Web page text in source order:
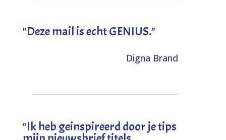
"Deze mail is echt GENIUS."
Digna Brand
"Ik heb geinspireerd door je tips